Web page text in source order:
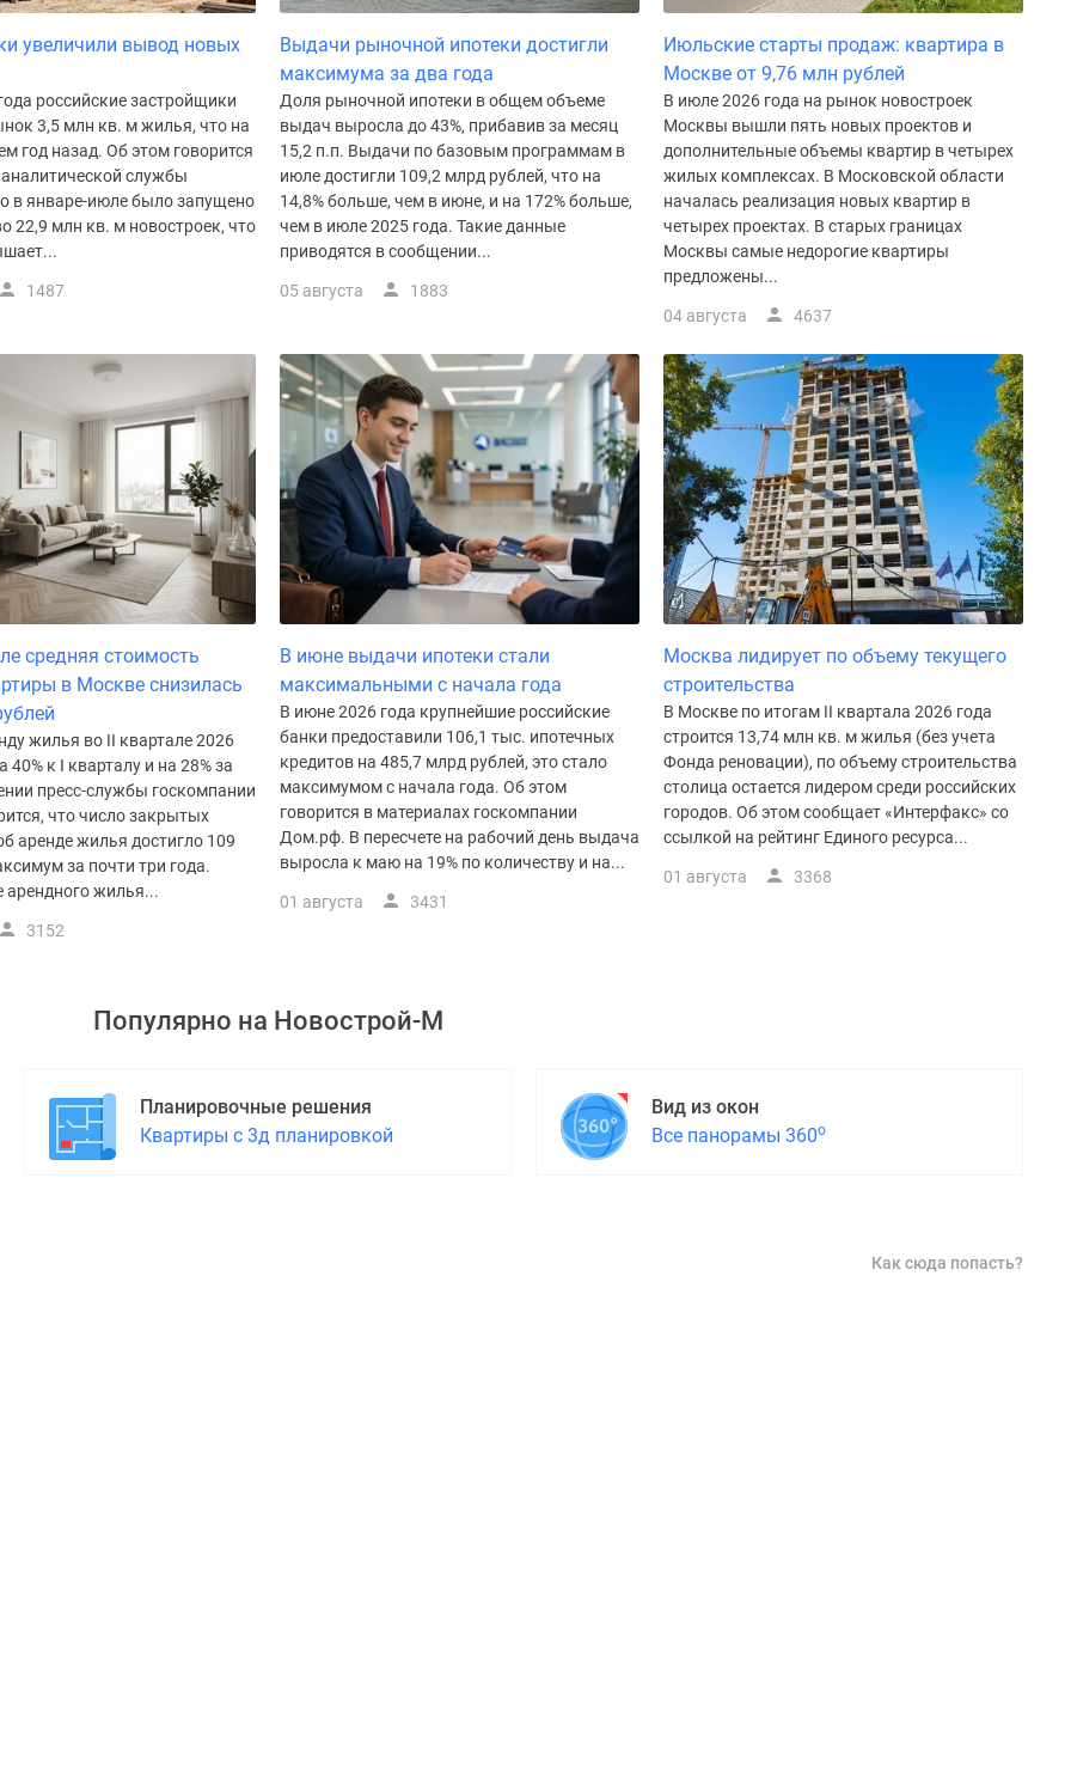
увеличили вывод новых
российские застройщики
3,5 млн кв. м жилья, что на
год назад. Об этом говорится
службы
в январе-июле было запущено
22,9 млн кв. м новостроек, что
1487
Выдачи рыночной ипотеки достигли
максимума за два года
Доля рыночной ипотеки в общем объеме
выдач выросла до 43%, прибавив за месяц
15,2 п.п. Выдачи по базовым программам в
июле достигли 109,2 млрд рублей, что на
14,8% больше, чем в июне, и на 172% больше,
чем в июле 2025 года. Такие данные
приводятся в сообщении...
05 августа 1883
Июльские старты продаж: квартира в
Москве от 9,76 млн рублей
В июле 2026 года на рынок новостроек
Москвы вышли пять новых проектов и
дополнительные объемы квартир в четырех
жилых комплексах. В Московской области
началась реализация новых квартир в
четырех проектах. В старых границах
Москвы самые недорогие квартиры
предложены...
04 августа 4637
средняя стоимость
в Москве снизилась
жилья во II квартале 2026
40% к I кварталу и на 28% за
пресс-службы госкомпании
что число закрытых
аренде жилья достигло 109
за почти три года.
арендного жилья...
3152
В июне выдачи ипотеки стали
максимальными с начала года
В июне 2026 года крупнейшие российские
банки предоставили 106,1 тыс. ипотечных
кредитов на 485,7 млрд рублей, это стало
максимумом с начала года. Об этом
говорится в материалах госкомпании
Дом.рф. В пересчете на рабочий день выдача
выросла к маю на 19% по количеству и на...
01 августа 3431
Москва лидирует по объему текущего
строительства
В Москве по итогам II квартала 2026 года
строится 13,74 млн кв. м жилья (без учета
Фонда реновации), по объему строительства
столица остается лидером среди российских
городов. Об этом сообщает «Интерфакс» со
ссылкой на рейтинг Единого ресурса...
01 августа 3368
Популярно на Новострой-М
Планировочные решения
Квартиры с 3д планировкой
Вид из окон
Все панорамы 360о
Как сюда попасть?